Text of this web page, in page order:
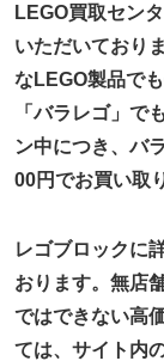
LEGO買取セン
いただいており
なLEGO製品で
「バラレゴ」で
ン中につき、バ
00円でお買い取
レゴブロックに
おります。無店
ではできない高
ては、サイト内